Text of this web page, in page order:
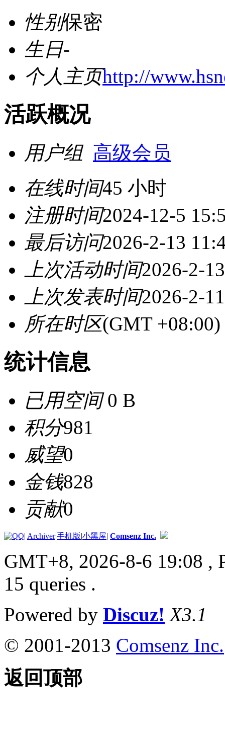
性别保密
生日-
个人主页http://
活跃概况
用户组 高级会员
在线时间45 小时
注册时间2024-12-5
最后访问2026-2-13
上次活动时间2026-2-
上次发表时间2026-2-
所在时区(GMT
统计信息
已用空间0 B
积分981
威望0
金钱828
贡献0
| Archiver|手机版|小黑屋| Comsenz Inc.
GMT+8, 2026-8-6 19:08 ,
15 queries .
Powered by Discuz! X3.1
© 2001-2013 Comsenz Inc.
返回顶部